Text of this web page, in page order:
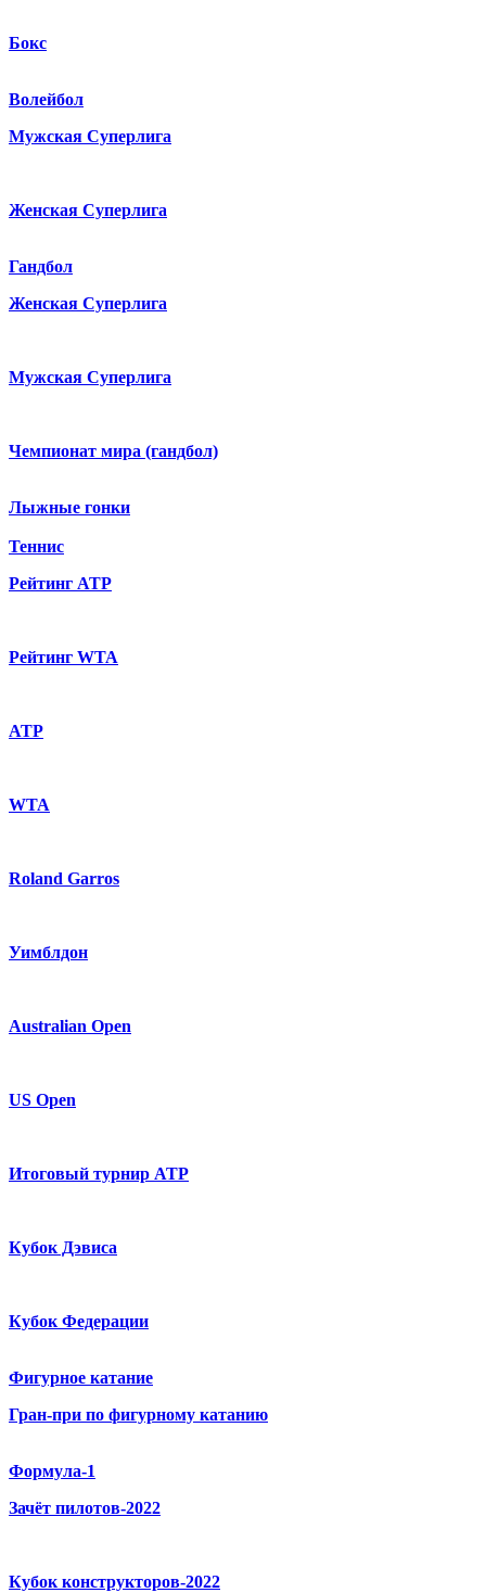
Бокс
Волейбол
Мужская Суперлига
Женская Суперлига
Гандбол
Женская Суперлига
Мужская Суперлига
Чемпионат мира (гандбол)
Лыжные гонки
Теннис
Рейтинг ATP
Рейтинг WTA
ATP
WTA
Roland Garros
Уимблдон
Australian Open
US Open
Итоговый турнир ATP
Кубок Дэвиса
Кубок Федерации
Фигурное катание
Гран-при по фигурному катанию
Формула-1
Зачёт пилотов-2022
Кубок конструкторов-2022